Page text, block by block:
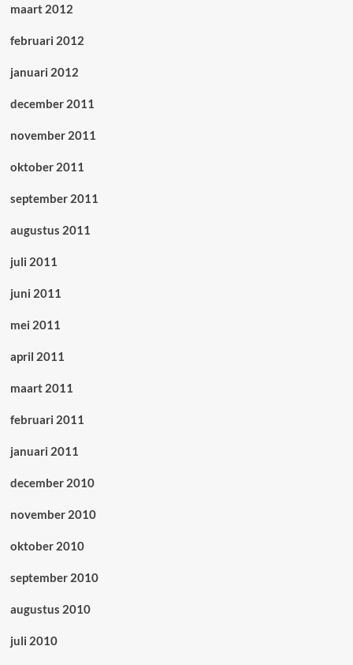
maart 2012
februari 2012
januari 2012
december 2011
november 2011
oktober 2011
september 2011
augustus 2011
juli 2011
juni 2011
mei 2011
april 2011
maart 2011
februari 2011
januari 2011
december 2010
november 2010
oktober 2010
september 2010
augustus 2010
juli 2010